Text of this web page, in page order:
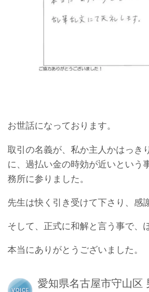
お世話になっております。
取引の名義が、私か主人かはっき
に、過払い金の時効が近いという
務所に参りました。
先生は快く引き受けて下さり、感
そして、正式に和解と言う事で、
本当にありがとうございました。
愛知県名古屋市守山区